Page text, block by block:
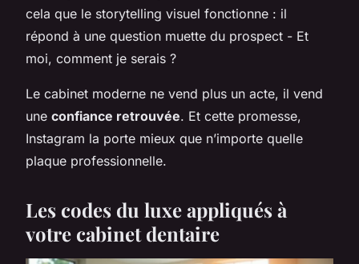
cela que le storytelling visuel fonctionne : il
répond à une question muette du prospect - Et
moi, comment je serais ?
Le cabinet moderne ne vend plus un acte, il vend
une confiance retrouvée. Et cette promesse,
Instagram la porte mieux que n’importe quelle
plaque professionnelle.
Les codes du luxe appliqués à
votre cabinet dentaire